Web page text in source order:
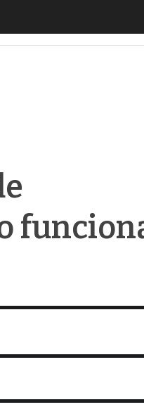
(CPU) y cómo